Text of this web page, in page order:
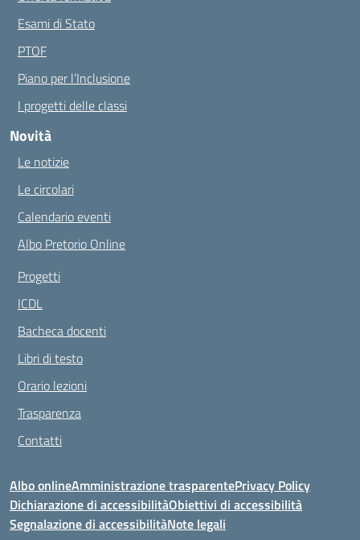
Esami di Stato
PTOF
Piano per l’Inclusione
I progetti delle classi
Novità
Le notizie
Le circolari
Calendario eventi
Albo Pretorio Online
Progetti
ICDL
Bacheca docenti
Libri di testo
Orario lezioni
Trasparenza
Contatti
Albo onlineAmministrazione trasparentePrivacy Policy
Dichiarazione di accessibilitàObiettivi di accessibilità
Segnalazione di accessibilitàNote legali